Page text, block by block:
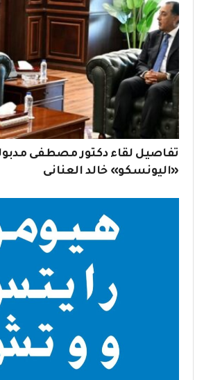
تفاصيل لقاء دكتور مصطفى
«اليونسكو» خالد العنانى